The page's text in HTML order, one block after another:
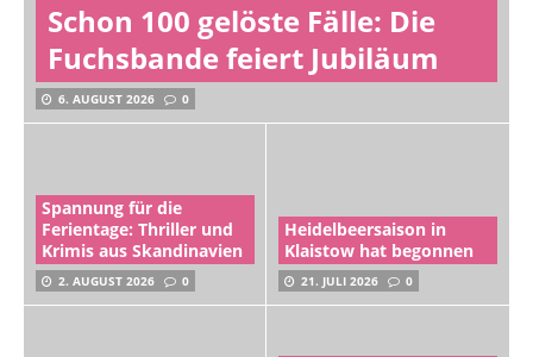
Schon 100 gelöste Fälle: Die
Fuchsbande feiert Jubiläum
6. AUGUST 2026 0
Spannung für die
Ferientage: Thriller und
Krimis aus Skandinavien
2. AUGUST 2026 0
Heidelbeersaison in
Klaistow hat begonnen
21. JULI 2026 0